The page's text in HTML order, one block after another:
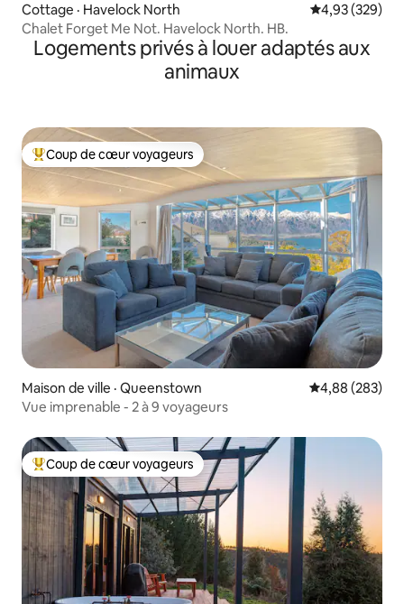
Cottage · Havelock North Note
4,93 (329)
Chalet Forget Me Not. Havelock North. HB.
Logements privés à louer adaptés aux
animaux
Coup de cœur voyageurs parmi les plus aimés
Coup de cœur voyageurs
Maison de ville · Queenstown Note
4,88 (283)
Vue imprenable - 2 à 9 voyageurs
Coup de cœur voyageurs parmi les plus aimés
Coup de cœur voyageurs